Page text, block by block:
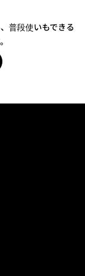
普段使いもできる